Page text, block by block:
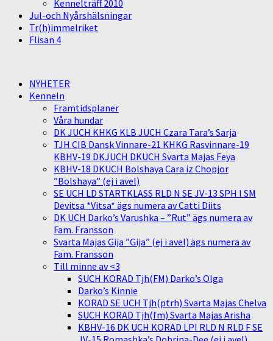
Kennelträff 2010
Jul-och Nyårshälsningar
Tr(h)immelriket
Flisan 4
NYHETER
Kenneln
Framtidsplaner
Våra hundar
DK JUCH KHKG KLB JUCH Czara Tara’s Sarja
TJH CIB Dansk Vinnare-21 KHKG Rasvinnare-19
KBHV-19 DKJUCH DKUCH Svarta Majas Feya
KBHV-18 DKUCH Bolshaya Cara iz Chopjor
”Bolshaya” (ej i avel)
SE UCH LD STARTKLASS RLD N SE JV-13 SPH I SM
Devitsa *Vitsa* ägs numera av Catti Diits
DK UCH Darko’s Varushka – ”Rut” ägs numera av
Fam. Fransson
Svarta Majas Gija ”Gija” (ej i avel) ägs numera av
Fam. Fransson
Till minne av <3
SUCH KORAD Tjh(FM) Darko’s Olga
Darko’s Kinnie
KORAD SE UCH Tjh(ptrh) Svarta Majas Chelva
SUCH KORAD Tjh(fm) Svarta Majas Arisha
KBHV-16 DK UCH KORAD LPI RLD N RLD F SE